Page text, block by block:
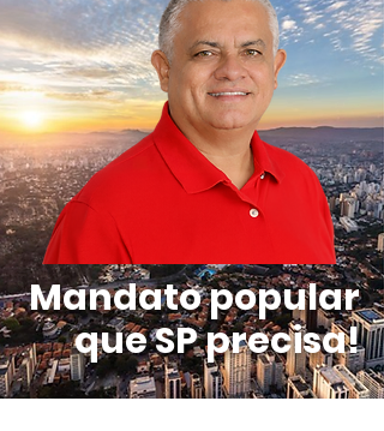
Mandato popular
que SP precisa!